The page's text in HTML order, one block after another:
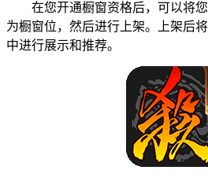
在您开通橱窗资格后，可以将您
为橱窗位，然后进行上架。上架后
中进行展示和推荐。